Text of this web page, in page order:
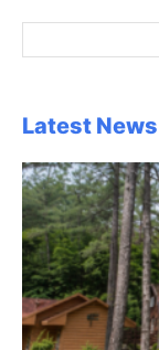
Latest News